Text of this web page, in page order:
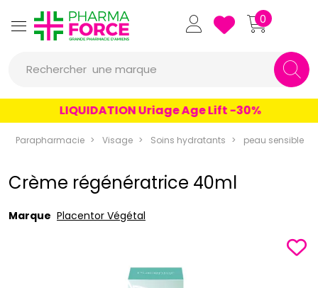
Pharmaforce Grande Pharmacie
0
Rechercher une marque
un conseil
un produit
LIQUIDATION Uriage Age Lift -30%
Parapharmacie Visage Soins hydratants peau sensible
Crème régénératrice 40ml
Marque Placentor Végétal